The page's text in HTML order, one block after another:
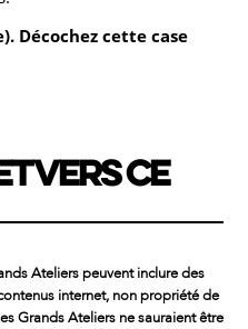
VERS CE
Ateliers peuvent inclure des
internet, non propriété de
Grands Ateliers ne sauraient être